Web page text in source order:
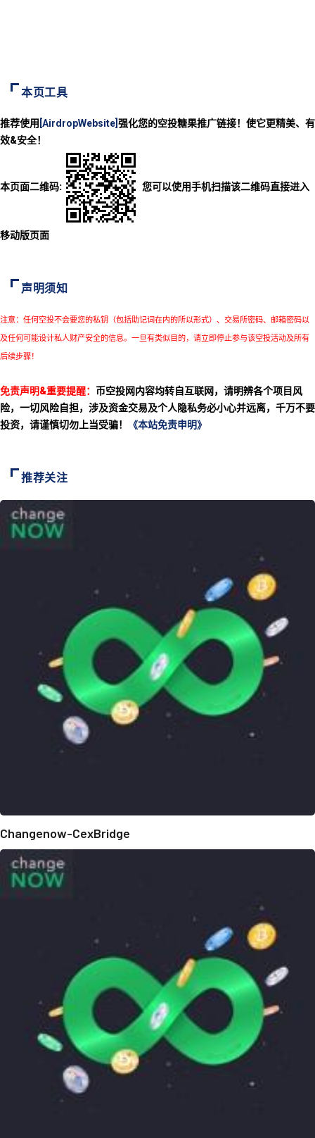
本页工具
推荐使用 [AirdropWebsite] 强化您的空投糖果推广链接！使它更精美、有
效&安全！
本页面二维码: 您可以使用手机扫描该二维码直接进入
移动版页面
声明须知
注意：任何空投不会要您的私钥（包括助记词在内的所以形式）、交易所密码、邮箱密码以
及任何可能设计私人财产安全的信息。一旦有类似目的，请立即停止参与该空投活动及所有
后续步骤！
免责声明&重要提醒： 币空投网内容均转自互联网，请明辨各个项目风
险，一切风险自担，涉及资金交易及个人隐私务必小心并远离，千万不要
投资，请谨慎切勿上当受骗！
《本站免责申明》
推荐关注
Changenow-CexBridge